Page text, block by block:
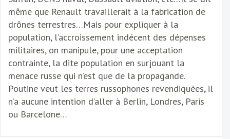
même que Renault travaillerait à la fabrication de
drônes terrestres…Mais pour expliquer à la
population, l’accroissement indécent des dépenses
militaires, on manipule, pour une acceptation
contrainte, la dite population en surjouant la
menace russe qui n’est que de la propagande.
Poutine veut les terres russophones revendiquées, il
n’a aucune intention d’aller à Berlin, Londres, Paris
ou Barcelone…